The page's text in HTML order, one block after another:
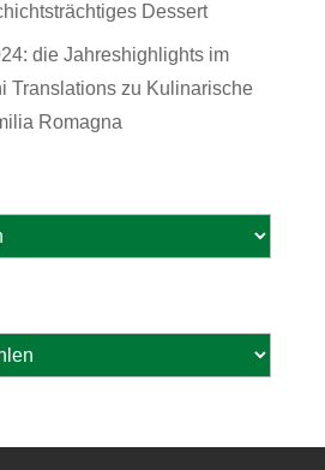
Dessert
die Jahreshighlights im
Translationszu Kulinarische
Romagna